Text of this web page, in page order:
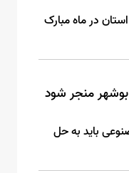
در ماه مبارک
منجر شود
باید به حل